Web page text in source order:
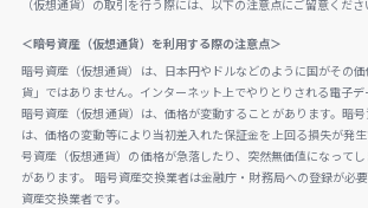
（仮想通貨）の取引を行う際には、以下の注意点にご留意くださ
＜暗号資産（仮想通貨）を利用する際の注意点＞
暗号資産（仮想通貨）は、日本円やドルなどのように国がその
貨」ではありません。インターネット上でやりとりされる電子デ
暗号資産（仮想通貨）は、価格が変動することがあります。暗
は、価格の変動等により当初差入れた保証金を上回る損失が発
号資産（仮想通貨）の価格が急落したり、突然無価値になって
があります。 暗号資産交換業者は金融庁・財務局への登録が必
資産交換業者です。